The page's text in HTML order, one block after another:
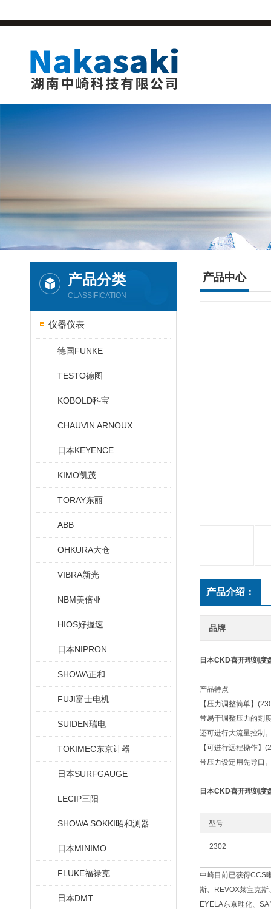
产品分类
CLASSIFICATION
仪器仪表
德国FUNKE
TESTO德图
KOBOLD科宝
CHAUVIN ARNOUX
日本KEYENCE
KIMO凯茂
TORAY东丽
ABB
OHKURA大仓
VIBRA新光
NBM美倍亚
HIOS好握速
日本NIPRON
SHOWA正和
FUJI富士电机
SUIDEN瑞电
TOKIMEC东京计器
日本SURFGAUGE
LECIP三阳
SHOWA SOKKI昭和测器
日本MINIMO
FLUKE福禄克
日本DMT
产品中心
产品介绍：
品牌
日本CKD喜开理刻度
产品特点
【压力调整简单】
带易于调整压力的刻
还可进行大流量控制
【可进行远程操作】
带压力设定用先导口
日本CKD喜开理刻度
型号
2302
中崎目前已获得CCS
斯、REVOX莱宝克斯
EYELA东京理化、